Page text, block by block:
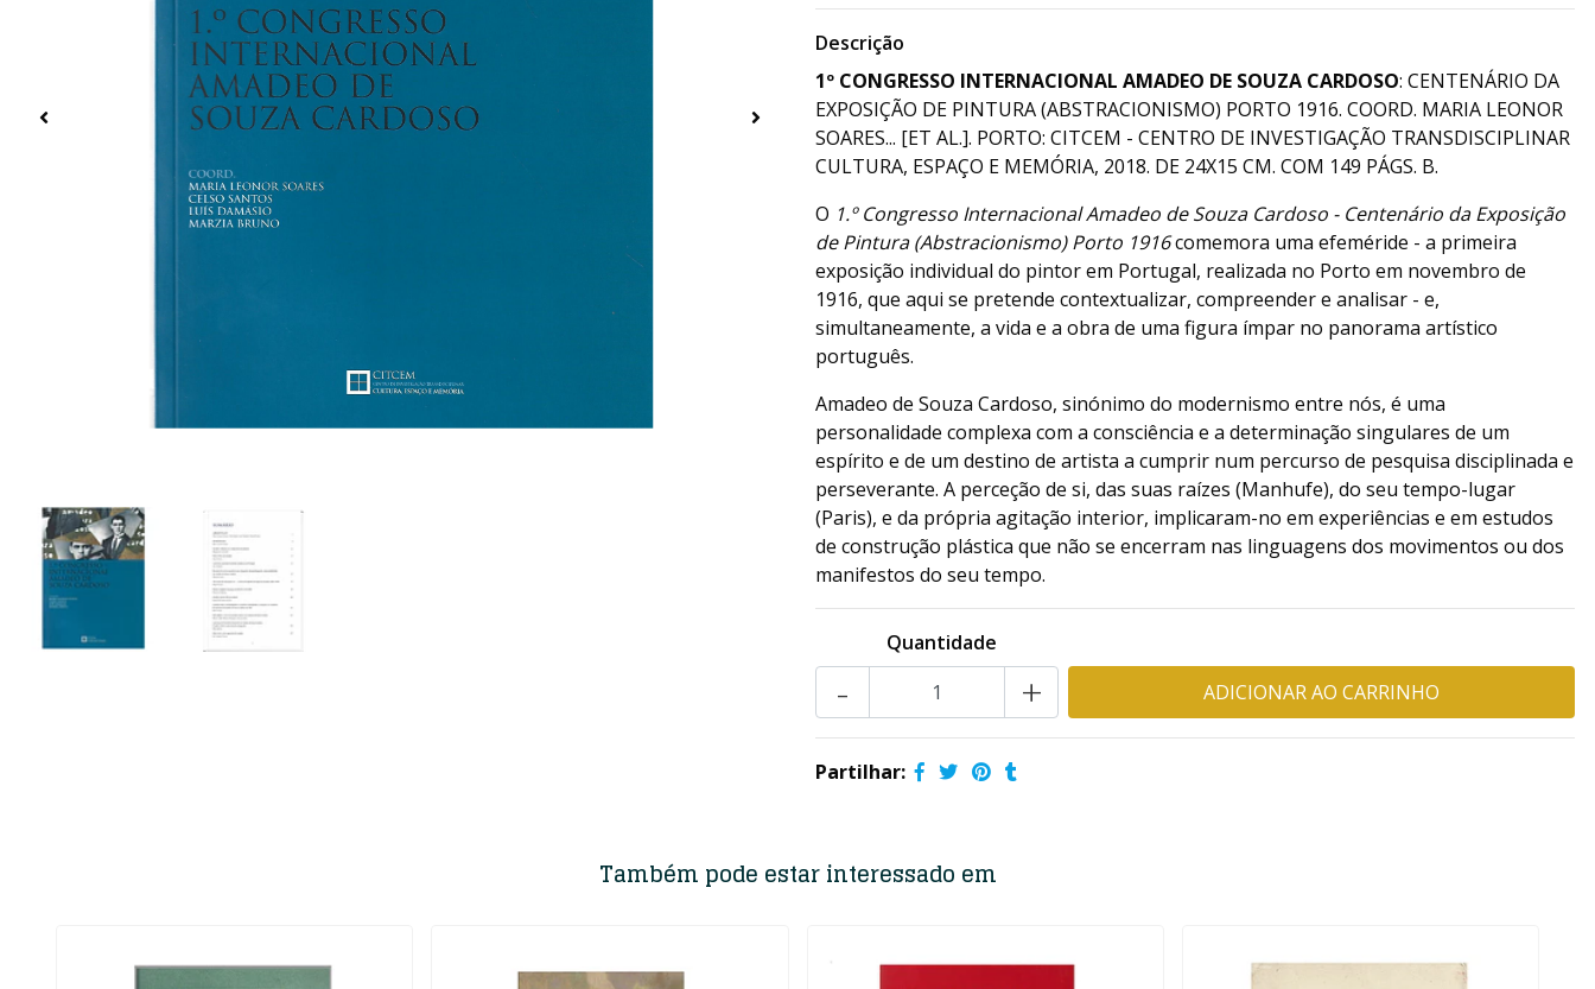
Descrição
1º CONGRESSO INTERNACIONAL AMADEO DE SOUZA CARDOSO: CENTENÁRIO DA
EXPOSIÇÃO DE PINTURA (ABSTRACIONISMO) PORTO 1916. COORD. MARIA LEONOR
SOARES... [ET AL.]. PORTO: CITCEM - CENTRO DE INVESTIGAÇÃO TRANSDISCIPLINAR
CULTURA, ESPAÇO E MEMÓRIA, 2018. DE 24X15 CM. COM 149 PÁGS. B.
O 1.º Congresso Internacional Amadeo de Souza Cardoso - Centenário da Exposição
de Pintura (Abstracionismo) Porto 1916comemora uma efeméride - a primeira
exposição individual do pintor em Portugal, realizada no Porto em novembro de
1916, que aqui se pretende contextualizar, compreender e analisar - e,
simultaneamente, a vida e a obra de uma figura ímpar no panorama artístico
português.
Amadeo de Souza Cardoso, sinónimo do modernismo entre nós, é uma
personalidade complexa com a consciência e a determinação singulares de um
espírito e de um destino de artista a cumprir num percurso de pesquisa disciplinada e
perseverante. A perceção de si, das suas raízes (Manhufe), do seu tempo-lugar
(Paris), e da própria agitação interior, implicaram-no em experiências e em estudos
de construção plástica que não se encerram nas linguagens dos movimentos ou dos
manifestos do seu tempo.
Quantidade
+
-
Partilhar:
Também pode estar interessado em